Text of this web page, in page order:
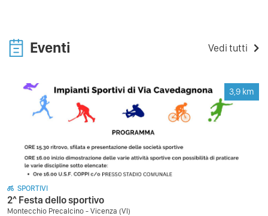
Eventi Vedi tutti
3,9 km
SPORTIVI
2^ Festa dello sportivo
Montecchio Precalcino - Vicenza (VI)